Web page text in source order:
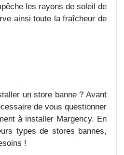
les rayons de soleil de
ainsi toute la fraîcheur de
un store banne ? Avant
de vous questionner
à installer Margency. En
types de stores bannes,
!